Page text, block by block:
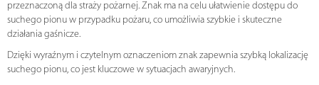
przeznaczoną dla straży pożarnej. Znak ma na celu ułatwienie dostępu do
suchego pionu w przypadku pożaru, co umożliwia szybkie i skuteczne
działania gaśnicze.
Dzięki wyraźnym i czytelnym oznaczeniom znak zapewnia szybką lokalizację
suchego pionu, co jest kluczowe w sytuacjach awaryjnych.